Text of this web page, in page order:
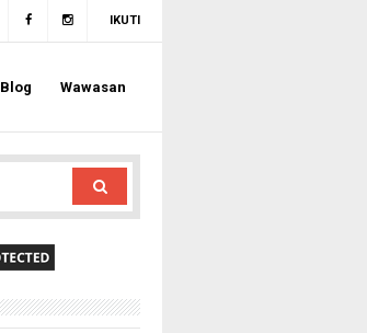
IKUTI
Blog Wawasan